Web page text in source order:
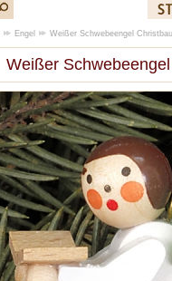
Weißer
Engel Weißer Schwebeengel